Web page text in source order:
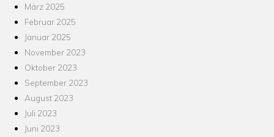
März 2025
Februar 2025
Januar 2025
November 2023
Oktober 2023
September 2023
August 2023
Juli 2023
Juni 2023